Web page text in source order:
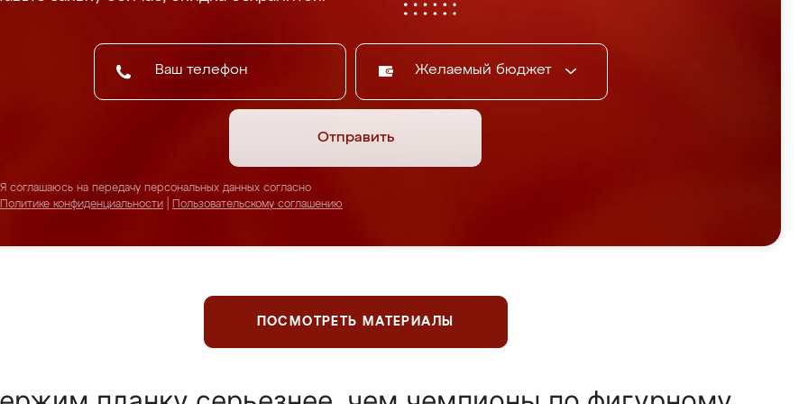
Желаемый бюджет
Отправить
Я соглашаюсь на передачу персональных данных согласно
Политике конфиденциальности
Пользовательскому соглашению
ПОСМОТРЕТЬ МАТЕРИАЛЫ